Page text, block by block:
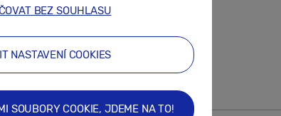
BEZ SOUHLASU
NASTAVENÍ COOKIES
SOUBORY COOKIE, JDEME NA TO!